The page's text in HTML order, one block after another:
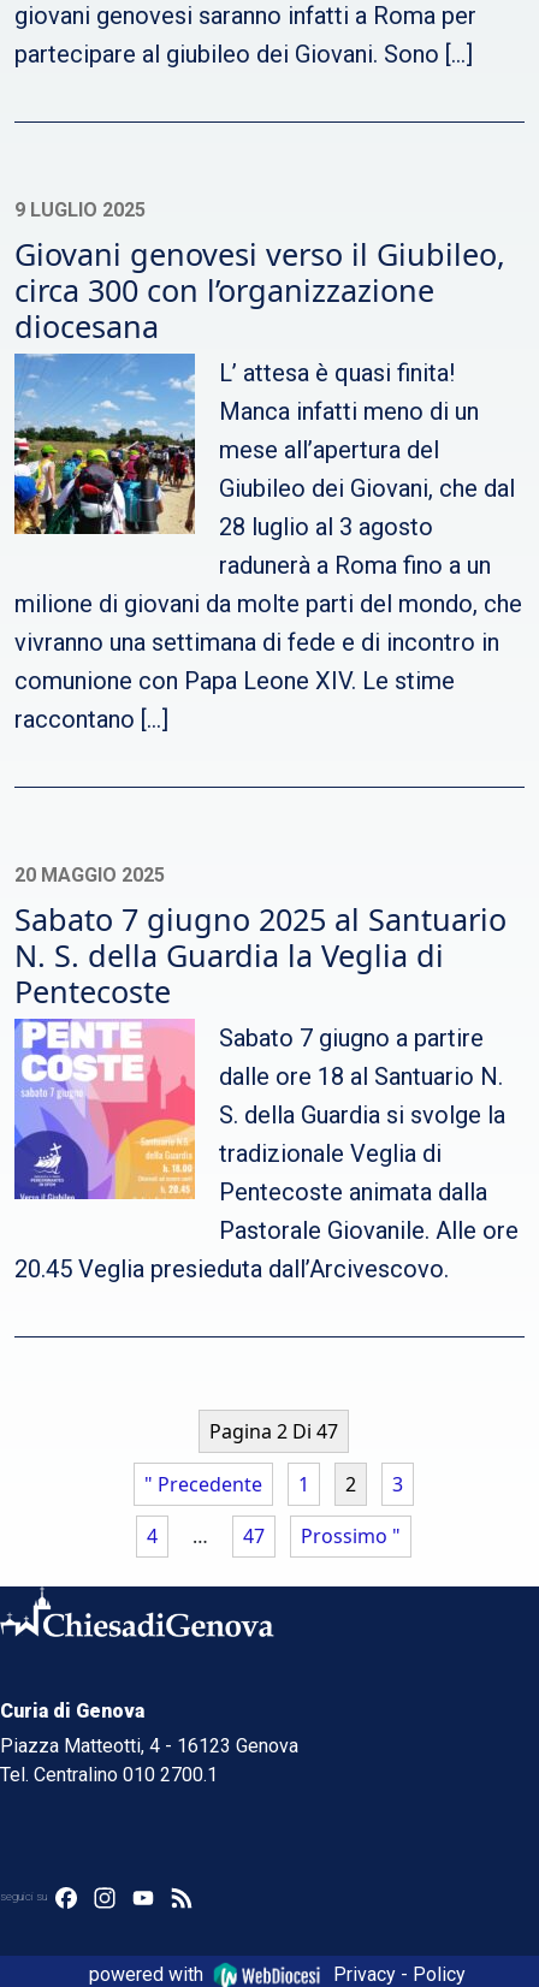
giovani genovesi saranno infatti a Roma per
partecipare al giubileo dei Giovani. Sono […]
9 LUGLIO 2025
Giovani genovesi verso il Giubileo,
circa 300 con l’organizzazione
diocesana
L’ attesa è quasi finita!
Manca infatti meno di un
mese all’apertura del
Giubileo dei Giovani, che dal
28 luglio al 3 agosto
radunerà a Roma fino a un
milione di giovani da molte parti del mondo, che
vivranno una settimana di fede e di incontro in
comunione con Papa Leone XIV. Le stime
raccontano […]
20 MAGGIO 2025
Sabato 7 giugno 2025 al Santuario
N. S. della Guardia la Veglia di
Pentecoste
Sabato 7 giugno a partire
dalle ore 18 al Santuario N.
S. della Guardia si svolge la
tradizionale Veglia di
Pentecoste animata dalla
Pastorale Giovanile. Alle ore
20.45 Veglia presieduta dall’Arcivescovo.
Pagina 2 Di 47
" Precedente
1 2
3
4
… 47 Prossimo "
Curia di Genova
Piazza Matteotti, 4 - 16123 Genova
Tel. Centralino 010 2700.1
seguici su FacebookInstagram
YouTube
powered with Privacy - Policy